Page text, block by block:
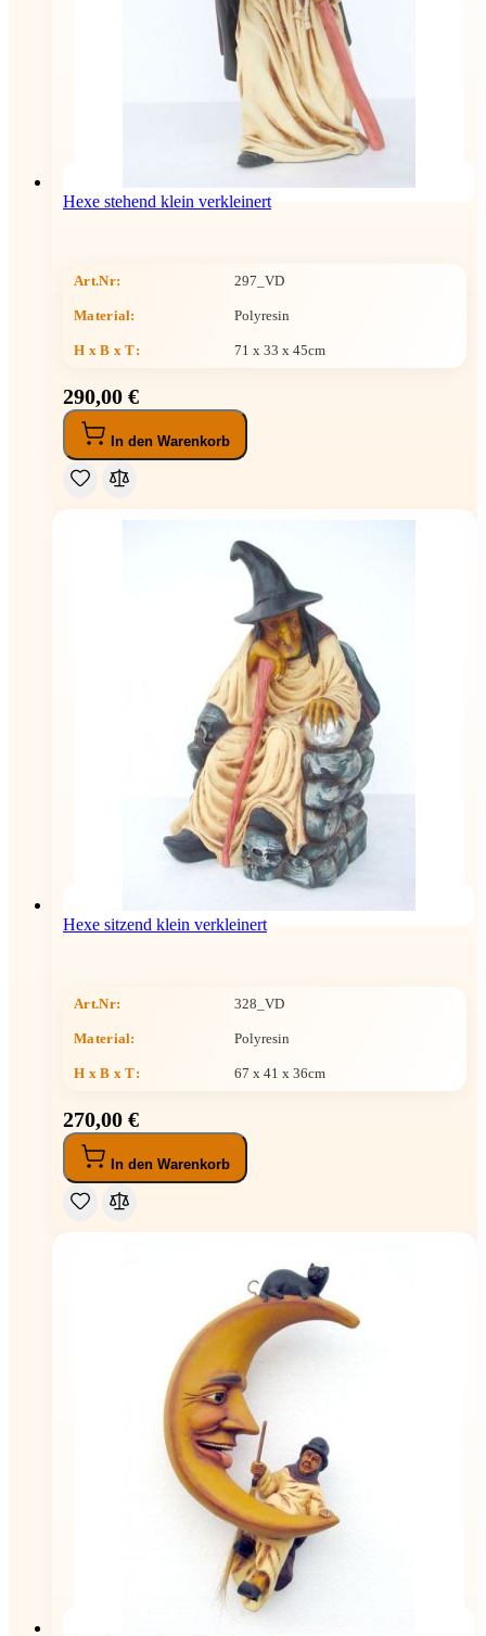
Hexe stehend klein verkleinert
Art.Nr: 297_VD
Material: Polyresin
H x B x T: 71 x 33 x 45cm
290,00 €
In den Warenkorb
Hexe sitzend klein verkleinert
Art.Nr: 328_VD
Material: Polyresin
H x B x T: 67 x 41 x 36cm
270,00 €
In den Warenkorb